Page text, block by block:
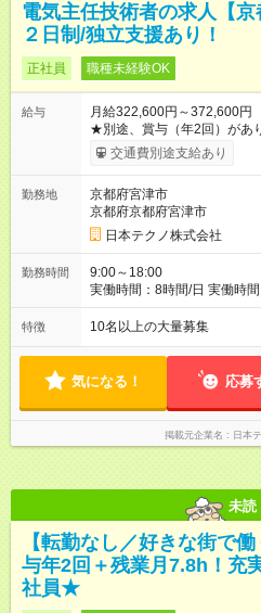
電気主任技術者の求人【
２日制/独立支援あり！
正社員 職種未経験OK
給与
月給322,600円～372,600円
★別途、賞与（年2回）があ
などを考慮して、加給優遇します。 ※3ヶ月間の試
ます。期間中の雇用形態・
給与は本採用時と同じです。
交通費別途支給あり
勤務地
京都府宮津市
京都府京都府宮津市
日本テクノ株式会社
勤務時間
9:00～18:00
実働時間：8時間/日 実働時
ト勤務もあります
特徴 10名以上の大量募集
気になる！ 応募
掲載元企業名 日本
未読
【転勤なし／好きな街で
与年2回＋残業月7.8h！充
社員★